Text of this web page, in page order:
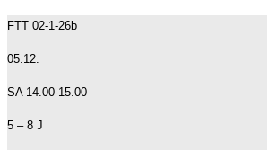
FTT 02-1-26b
05.12.
SA 14.00-15.00
5 – 8 J